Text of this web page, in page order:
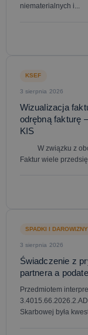
niematerialnych i...
KSEF
3 sierpnia 2026
Wizualizacja
odrębną fakturę
KIS
W związku z
Faktur wiele
SPADKI I DAROWIZNY
3 sierpnia 2026
Świadczenie z
partnera a
Przedmiotem
Skarbowej była